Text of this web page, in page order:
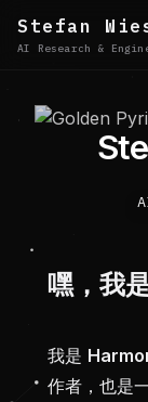
Stefan
AI Research &
Ste
嘿，我
我是
作者，也是